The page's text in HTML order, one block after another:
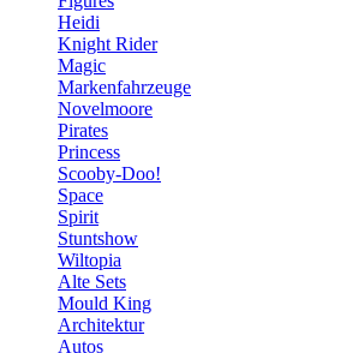
Heidi
Knight Rider
Magic
Markenfahrzeuge
Novelmoore
Pirates
Princess
Scooby-Doo!
Space
Spirit
Stuntshow
Wiltopia
Alte Sets
Mould King
Architektur
Autos